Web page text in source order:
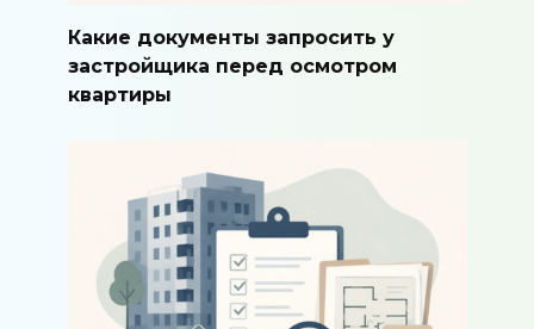
Какие документы запросить у
застройщика перед осмотром
квартиры